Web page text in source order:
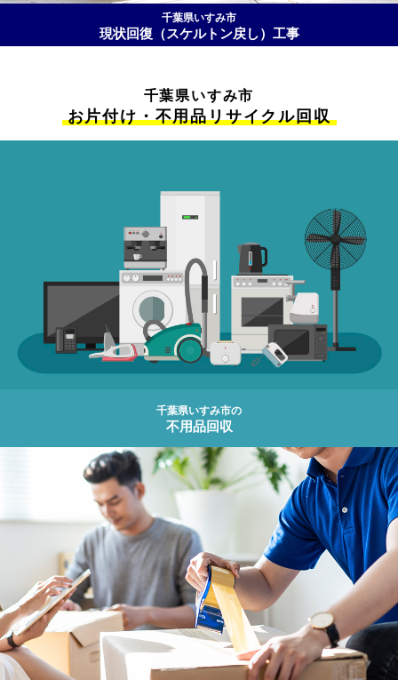
千葉県いすみ市
現状回復（スケルトン戻し）工事
千葉県いすみ市
お片付け・不用品リサイクル回収
千葉県いすみ市の
不用品回収